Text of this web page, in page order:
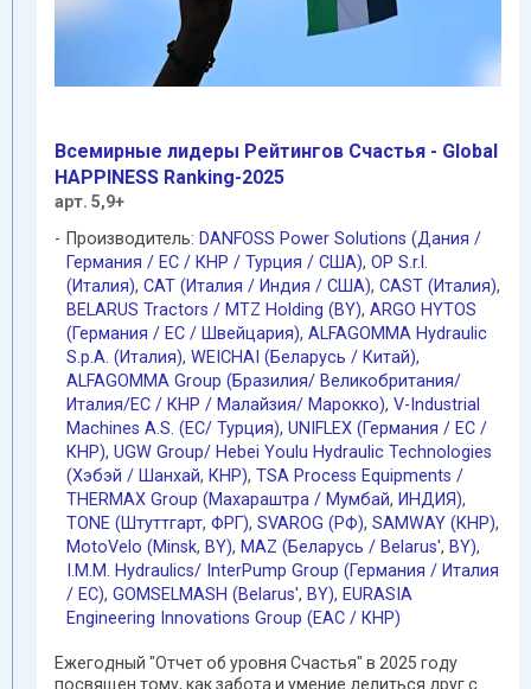
Всемирные лидеры Pейтингов Cчастья - Global
HAPPINESS Ranking-2025
арт. 5,9+
Производитель: DANFOSS Power Solutions (Дания /
Германия / EC / КНР / Турция / США), OP S.r.l.
(Италия), CAT (Италия / Индия / США), CAST (Италия),
BELARUS Tractors / MTZ Holding (BY), ARGO HYTOS
(Германия / EC / Швейцария), ALFAGOMMA Hydraulic
S.p.A. (Италия), WEICHAI (Беларусь / Китай),
ALFAGOMMA Group (Бразилия/ Великобритания/
Италия/ЕС / КНР / Малайзия/ Марокко), V-Industrial
Machines A.S. (EC/ Турция), UNIFLEX (Германия / EC /
КНР), UGW Group/ Hebei Youlu Hydraulic Technologies
(Хэбэй / Шанхай, КНР), TSA Process Equipments /
THERMAX Group (Махараштра / Мумбай, ИНДИЯ),
TONE (Штуттгарт, ФРГ), SVAROG (РФ), SAMWAY (КНР),
MotoVelo (Minsk, BY), MAZ (Беларусь / Belarus', BY),
I.M.M. Hydraulics/ InterPump Group (Германия / Италия
/ ЕС), GOMSELMASH (Belarus', BY), EURASIA
Engineering Innovations Group (EAC / КНР)
Ежегодный "Отчет об уровня Счастья" в 2025 году
посвящен тому, как забота и умение делиться друг с